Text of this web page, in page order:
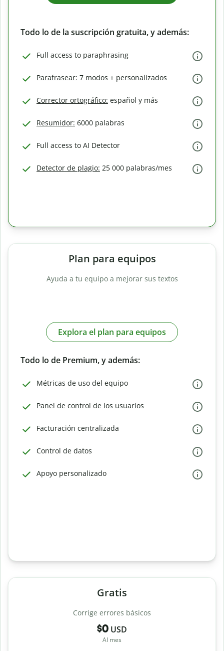
Todo lo de la suscripción gratuita, y además:
Full access to paraphrasing
Parafrasear: 7 modos + personalizados
Corrector ortográfico: español y más
Resumidor: 6000 palabras
Full access to AI Detector
Detector de plagio: 25 000 palabras/mes
Plan para equipos
Ayuda a tu equipo a mejorar sus textos
Explora el plan para equipos
Todo lo de Premium, y además:
Métricas de uso del equipo
Panel de control de los usuarios
Facturación centralizada
Control de datos
Apoyo personalizado
Gratis
Corrige errores básicos
$0 USD
Al mes